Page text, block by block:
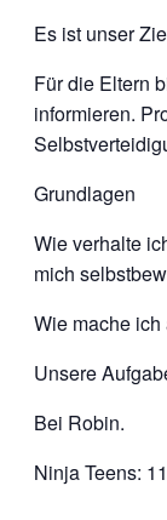
Es ist unser
Für die Eltern
informieren.
Grundlagen
Wie verhalte
mich
Wie mache
Unsere
Bei Robin.
Ninja Teens: